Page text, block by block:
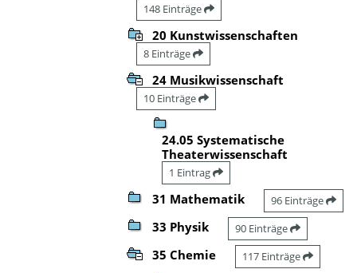
148 Einträge
20 Kunstwissenschaften
8 Einträge
24 Musikwissenschaft
10 Einträge
24.05 Systematische
Theaterwissenschaft
1 Eintrag
31 Mathematik 96 Einträge
33 Physik 90 Einträge
35 Chemie 117 Einträge